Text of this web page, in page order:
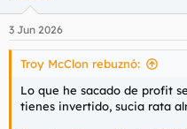
3 Jun 2026
Troy McClon rebuznó:
Lo que he sacado de profit
tienes invertido, sucia rata